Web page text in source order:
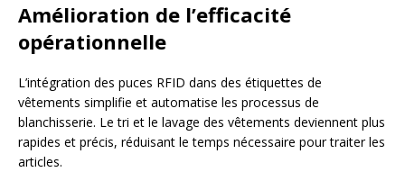
Amélioration de l’efficacité
opérationnelle
L’intégration des puces RFID dans des étiquettes de
vêtements simplifie et automatise les processus de
blanchisserie. Le tri et le lavage des vêtements deviennent plus
rapides et précis, réduisant le temps nécessaire pour traiter les
articles.